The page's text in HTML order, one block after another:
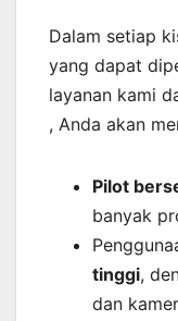
Dalam setiap
yang dapat
layanan kami
, Anda akan
Pilot
banyak
tinggi,
dan